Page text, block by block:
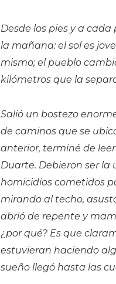
Desde los pies y a
la mañana: el sol es
mismo; el pueblo
kilómetros que la
Salió un bostezo
de caminos que se
anterior, terminé de
Duarte. Debieron ser la
homicidios cometidos
mirando al techo,
abrió de repente y
¿por qué? Es que
estuvieran haciendo
sueño llegó hasta las